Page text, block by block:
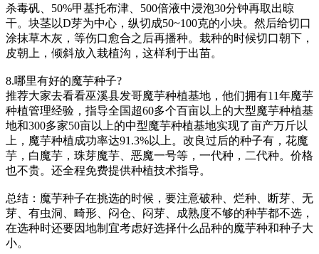
杀毒矾、50%甲基托布津、500倍液中浸泡30分钟再取出晾
干。块茎以D芽为中心，纵切成50~100克的小块。然后给切口
涂抹草木灰，等伤口愈合之后再播种。栽种的时候切口朝下，
皮朝上，倾斜放入栽植沟，这样利于出苗。
8.哪里有好的魔芋种子?
推荐大家去看看巫溪县发哥魔芋种植基地，他们拥有11年魔芋
种植管理经验，指导全国超60多个百亩以上的大型魔芋种植基
地和300多家50亩以上的中型魔芋种植基地实现了亩产万斤以
上，魔芋种植成功率达91.3%以上。改良过后的种子有，花魔
芋，白魔芋，珠芽魔芋、恶魔一号等，一代种，二代种。价格
也不贵。还全程免费提供种植技术指导。
总结：魔芋种子在挑选的时候，要注意破种、烂种、断芽、无
芽、有虫洞、畸形、闷仓、闷芽、成熟度不够的种芋都不选，
在选种时还要因地制宜考虑好选择什么品种的魔芋种和种子大
小。